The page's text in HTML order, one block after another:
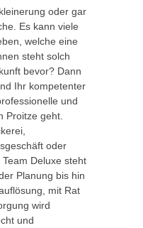
oder gar
Es kann viele
welche eine
steht solch
bevor? Dann
Ihr kompetenter
und
Proitze geht.
oder
Deluxe steht
Planung bis hin
mit Rat
wird
und